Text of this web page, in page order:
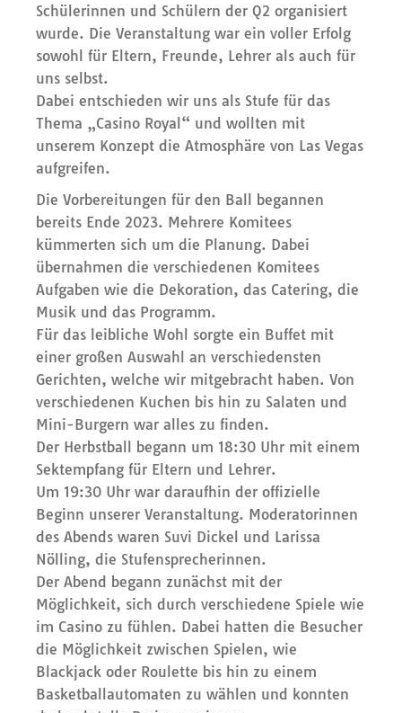
Schülerinnen und Schülern der Q2 organisiert
wurde. Die Veranstaltung war ein voller Erfolg
sowohl für Eltern, Freunde, Lehrer als auch für
uns selbst.
Dabei entschieden wir uns als Stufe für das
Thema „Casino Royal“ und wollten mit
unserem Konzept die Atmosphäre von Las Vegas
aufgreifen.
Die Vorbereitungen für den Ball begannen
bereits Ende 2023. Mehrere Komitees
kümmerten sich um die Planung. Dabei
übernahmen die verschiedenen Komitees
Aufgaben wie die Dekoration, das Catering, die
Musik und das Programm.
Für das leibliche Wohl sorgte ein Buffet mit
einer großen Auswahl an verschiedensten
Gerichten, welche wir mitgebracht haben. Von
verschiedenen Kuchen bis hin zu Salaten und
Mini-Burgern war alles zu finden.
Der Herbstball begann um 18:30 Uhr mit einem
Sektempfang für Eltern und Lehrer.
Um 19:30 Uhr war daraufhin der offizielle
Beginn unserer Veranstaltung. Moderatorinnen
des Abends waren Suvi Dickel und Larissa
Nölling, die Stufensprecherinnen.
Der Abend begann zunächst mit der
Möglichkeit, sich durch verschiedene Spiele wie
im Casino zu fühlen. Dabei hatten die Besucher
die Möglichkeit zwischen Spielen, wie
Blackjack oder Roulette bis hin zu einem
Basketballautomaten zu wählen und konnten